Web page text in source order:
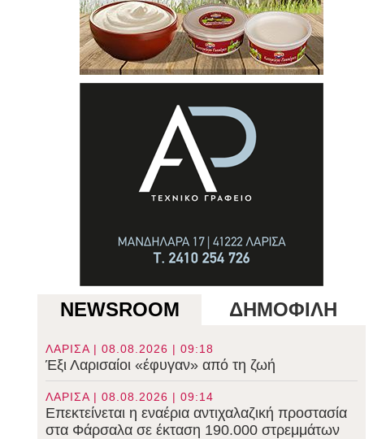
NEWSROOM ΔΗΜΟΦΙΛΗ
ΛΑΡΙΣΑ | 08.08.2026 | 09:18
Έξι Λαρισαίοι «έφυγαν» από τη ζωή
ΛΑΡΙΣΑ | 08.08.2026 | 09:14
Επεκτείνεται η εναέρια αντιχαλαζική προστασία
στα Φάρσαλα σε έκταση 190.000 στρεμμάτων